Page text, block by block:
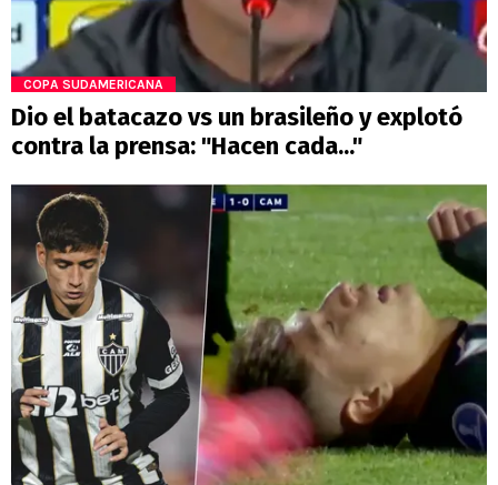
COPA SUDAMERICANA
Dio el batacazo vs un brasileño y explotó
contra la prensa: "Hacen cada..."